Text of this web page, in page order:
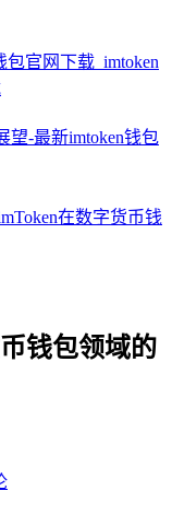
包官网下载_imtoken
望-最新imtoken钱包
在数字货币钱
钱包领域的